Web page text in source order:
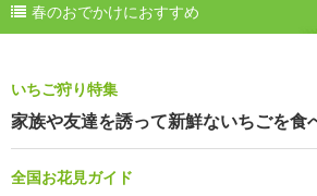
春のおでかけにおすすめ
いちご狩り特集
家族や友達を誘って新鮮ないちごを食
全国お花見ガイド